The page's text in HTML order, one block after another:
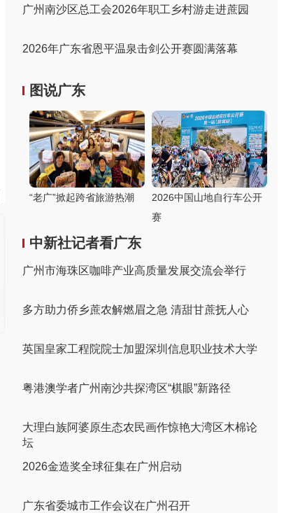
广州南沙区总工会2026年职工乡村游走进蔗园
2026年广东省恩平温泉击剑公开赛圆满落幕
图说广东
“老广”掀起跨省旅游热潮
2026中国山地自行车公开
赛
中新社记者看广东
广州市海珠区咖啡产业高质量发展交流会举行
多方助力侨乡蔗农解燃眉之急 清甜甘蔗抚人心
英国皇家工程院院士加盟深圳信息职业技术大学
粤港澳学者广州南沙共探湾区“棋眼”新路径
大理白族阿婆原生态农民画作惊艳大湾区木棉论
坛
2026金造奖全球征集在广州启动
广东省委城市工作会议在广州召开